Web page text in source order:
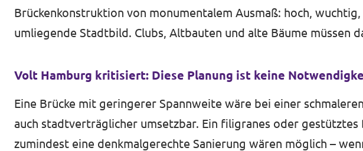
Brückenkonstruktion von monumentalem Ausmaß: hoch,
umliegende Stadtbild. Clubs, Altbauten und alte Bäume müssen
Volt Hamburg kritisiert: Diese Planung ist keine
Eine Brücke mit geringerer Spannweite wäre bei einer
auch stadtverträglicher umsetzbar. Ein filigranes oder
zumindest eine denkmalgerechte Sanierung wären möglich –